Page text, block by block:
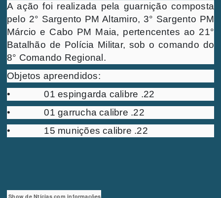
A ação foi realizada pela guarnição composta
pelo 2° Sargento PM Altamiro, 3° Sargento PM
Márcio e Cabo PM Maia, pertencentes ao 21°
Batalhão de Polícia Militar, sob o comando do
8° Comando Regional.
Objetos apreendidos:
• 01 espingarda calibre .22
• 01 garrucha calibre .22
• 15 munições calibre .22
Show de Ntícias com informações